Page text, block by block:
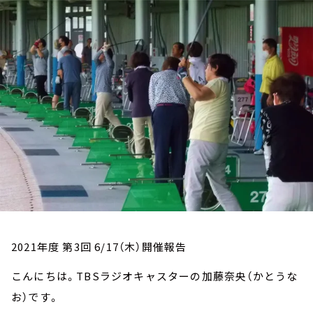
お知らせ
イベント・グッズ
YouTube
会社情報
2021年度 第3回 6/17（木）開催報告
こんにちは。TBSラジオキャスターの加藤奈央（かとうな
お）です。